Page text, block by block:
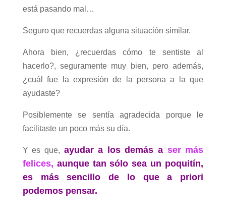
está pasando mal…
Seguro que recuerdas alguna situación similar.
Ahora bien, ¿recuerdas cómo te sentiste al
hacerlo?, seguramente muy bien, pero además,
¿cuál fue la expresión de la persona a la que
ayudaste?
Posiblemente se sentía agradecida porque le
facilitaste un poco más su día.
Y es que, ayudar a los demás a ser más
felices, aunque tan sólo sea un poquitín,
es más sencillo de lo que a priori
podemos pensar.